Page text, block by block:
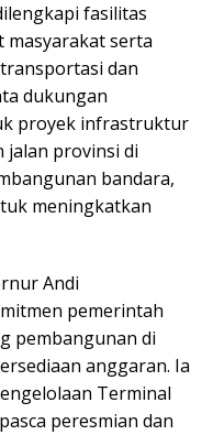
fasilitas
serta
dan
dukungan
proyek infrastruktur
jalan provinsi di
bandara,
meningkatkan
Andi
pemerintah
pembangunan di
anggaran. Ia
Terminal
peresmian dan